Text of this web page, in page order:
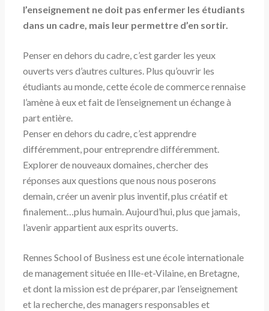
l’enseignement ne doit pas enfermer les étudiants
dans un cadre, mais leur permettre d’en sortir.
Penser en dehors du cadre, c’est garder les yeux
ouverts vers d’autres cultures. Plus qu’ouvrir les
étudiants au monde, cette école de commerce rennaise
l’amène à eux et fait de l’enseignement un échange à
part entière.
Penser en dehors du cadre, c’est apprendre
différemment, pour entreprendre différemment.
Explorer de nouveaux domaines, chercher des
réponses aux questions que nous nous poserons
demain, créer un avenir plus inventif, plus créatif et
finalement…plus humain. Aujourd’hui, plus que jamais,
l’avenir appartient aux esprits ouverts.
Rennes School of Business est une école internationale
de management située en Ille-et-Vilaine, en Bretagne,
et dont la mission est de préparer, par l’enseignement
et la recherche, des managers responsables et